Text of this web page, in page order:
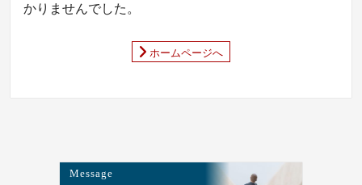
かりませんでした。
ホームページへ
Message